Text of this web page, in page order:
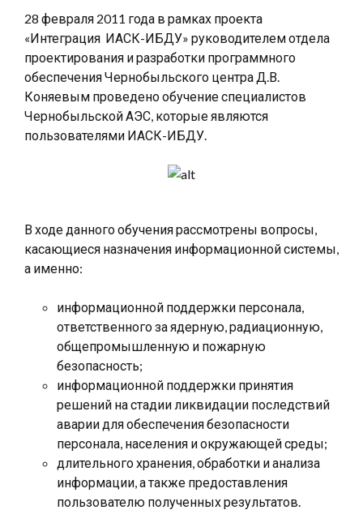
28 февраля 2011 года в рамках проекта
«Интеграция ИАСК-ИБДУ» руководителем отдела
проектирования и разработки программного
обеспечения Чернобыльского центра Д.В.
Коняевым проведено обучение специалистов
Чернобыльской АЭС, которые являются
пользователями ИАСК-ИБДУ.
В ходе данного обучения рассмотрены вопросы,
касающиеся назначения информационной системы,
а именно:
информационной поддержки персонала,
ответственного за ядерную, радиационную,
общепромышленную и пожарную
безопасность;
информационной поддержки принятия
решений на стадии ликвидации последствий
аварии для обеспечения безопасности
персонала, населения и окружающей среды;
длительного хранения, обработки и анализа
информации, а также предоставления
пользователю полученных результатов.